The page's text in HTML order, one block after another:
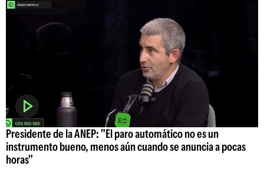
Presidente de la ANEP: "El paro automático no es un
instrumento bueno, menos aún cuando se anuncia a pocas
horas"